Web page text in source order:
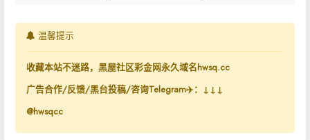
温馨提示
收藏本站不迷路，黑屋社区彩金网永久域名hwsq.cc
广告合作/反馈/黑台投稿/咨询Telegram✈️：↓↓↓
@hwsqcc